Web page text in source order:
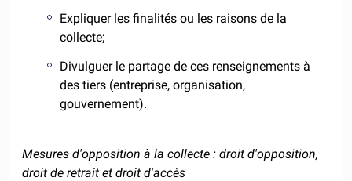
Expliquer les finalités ou les raisons de la
collecte;
Divulguer le partage de ces renseignements à
des tiers (entreprise, organisation,
gouvernement).
Mesures d'opposition à la collecte : droit d'opposition,
droit de retrait et droit d'accès